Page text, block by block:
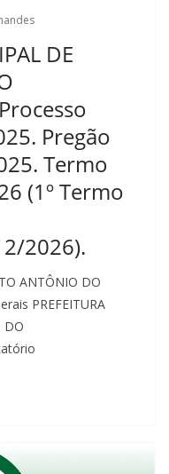
DE
Pregão
Termo
(1º Termo
2026).
ANTÔNIO DO
PREFEITURA
DO